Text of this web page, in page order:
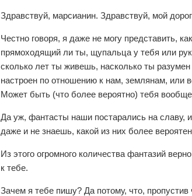
Здравствуй, марсианин. Здравствуй, мой
Честно говоря, я даже не могу представить,
прямоходящий ли ты, щупальца у тебя или
сколько лет ты живешь, насколько ты
настроен по отношению к нам, землянам, или
Может быть (что более вероятно) тебя
Да уж, фантасты наши постарались на славу,
даже и не знаешь, какой из них более
Из этого огромного количества фантазий
к тебе.
Зачем я тебе пишу? Да потому, что,